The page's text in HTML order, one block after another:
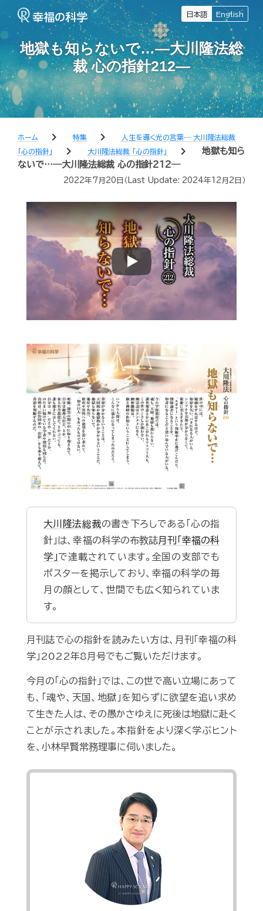
日本語 English
地獄も知らないで…―大川隆法総
裁 心の指針212―
ホーム chevron_right 特集 chevron_right
人生を導く光の言葉― 大川隆法総裁
「心の指針」
chevron_right 大川隆法総裁 「心の指針」 chevron_right
地獄も知ら
ないで…―大川隆法総裁 心の指針212―
2022年7月20日 （Last Update: 2024年12月2日 ）
Play
大川隆法総裁の書き下ろしである「心の指
針」は、幸福の科学の布教誌月刊「幸福の科
学」で連載されています。全国の支部でも
ポスターを掲示しており、幸福の科学の毎
月の顔として、世間でも広く知られていま
す。
月刊誌で心の指針を読みたい方は、月刊「幸福の科
学」2022年8月号でもご覧いただけます。
今月の「心の指針」では、この世で高い立場にあって
も、「魂や、天国、地獄」を知らずに欲望を追い求め
て生きた人は、その愚かさゆえに死後は地獄に赴く
ことが示されました。本指針をより深く学ぶヒント
を、小林早賢常務理事に伺いました。